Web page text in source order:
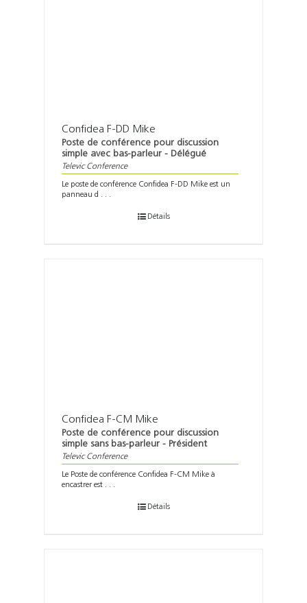
Confidea F-DD Mike
Poste de conférence pour discussion
simple avec bas-parleur - Délégué
Televic Conference
Le poste de conférence Confidea F-DD Mike est un
panneau d . . .
Détails
Confidea F-CM Mike
Poste de conférence pour discussion
simple sans bas-parleur - Président
Televic Conference
Le Poste de conférence Confidea F-CM Mike à
encastrer est . . .
Détails